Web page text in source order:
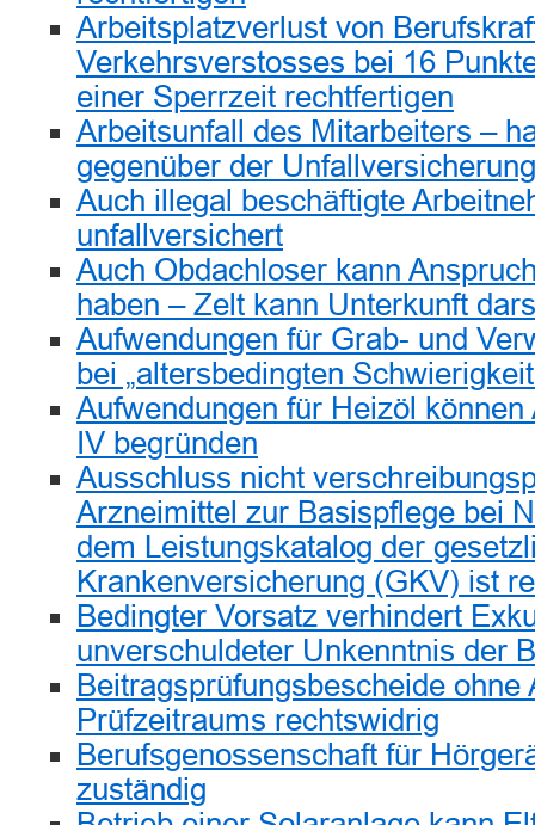
Arbeitsplatzverlust von
Verkehrsverstosses bei 16
einer Sperrzeit rechtfertigen
Arbeitsunfall des Mitarbeiters –
gegenüber der Unfallversicherung
Auch illegal beschäftigte
unfallversichert
Auch Obdachloser kann
haben – Zelt kann Unterkunft
Aufwendungen für Grab- und
bei „altersbedingten
Aufwendungen für Heizöl
IV begründen
Ausschluss nicht
Arzneimittel zur Basispflege bei
dem Leistungskatalog der
Krankenversicherung (GKV) ist
Bedingter Vorsatz verhindert
unverschuldeter Unkenntnis der
Beitragsprüfungsbescheide ohne
Prüfzeitraums rechtswidrig
Berufsgenossenschaft für
zuständig